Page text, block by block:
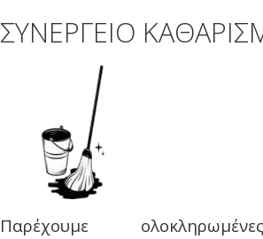
ΣΥΝΕΡΓΕΙΟ
Παρέχουμε